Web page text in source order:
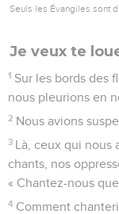
Seuls les Évangiles sont
Je veux te
1 Sur les bords des
nous pleurions en
2 Nous avions
3 Là, ceux qui nous
chants, nos
« Chantez-nous
4 Comment